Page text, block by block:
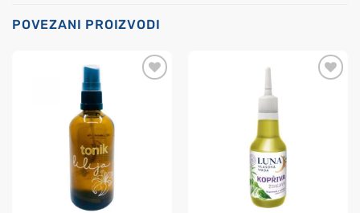
POVEZANI PROIZVODI